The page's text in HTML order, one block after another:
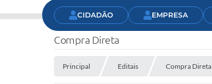
CIDADÃO EMPRESA
Compra Direta
Principal Editais Compra Direta